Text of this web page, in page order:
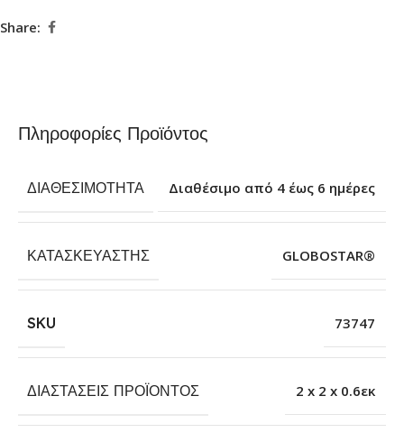
Share:
Πληροφορίες Προϊόντος
ΔΙΑΘΕΣΙΜΌΤΗΤΑ Διαθέσιμο από 4 έως 6 ημέρες
ΚΑΤΑΣΚΕΥΑΣΤΉΣ GLOBOSTAR®
SKU 73747
ΔΙΑΣΤΆΣΕΙΣ ΠΡΟΪΌΝΤΟΣ 2 x 2 x 0.6εκ